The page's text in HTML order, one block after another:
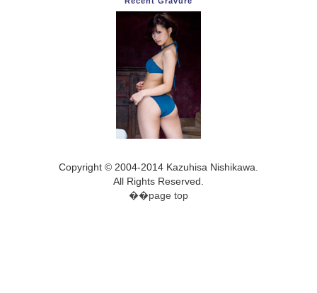
Copyright © 2004-2014 Kazuhisa Nishikawa.
All Rights Reserved.
��page top